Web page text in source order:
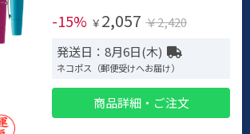
-15% ￥ 2,057 ￥2,420
発送日：8月6日(木)
ネコポス（郵便受けへお届け）
商品詳細・ご注文